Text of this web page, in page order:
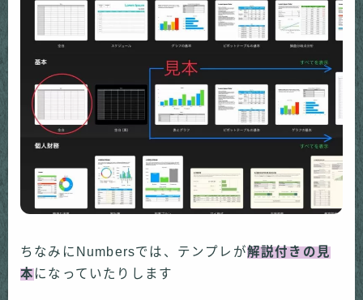
ちなみにNumbersでは、テンプレが解説付きの見
本 になっていたりします